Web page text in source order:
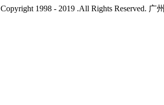
Copyright 1998 - 2019 .All Rights Reserved.